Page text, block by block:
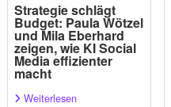
Strategie schlägt
Budget: Paula Wötzel
und Mila Eberhard
zeigen, wie KI Social
Media effizienter
macht
Weiterlesen